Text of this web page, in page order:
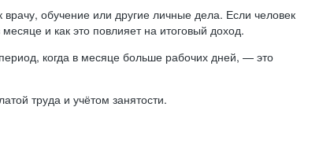
врачу, обучение или другие личные дела. Если человек
и как это повлияет на итоговый доход.
когда в месяце больше рабочих дней, — это
труда и учётом занятости.